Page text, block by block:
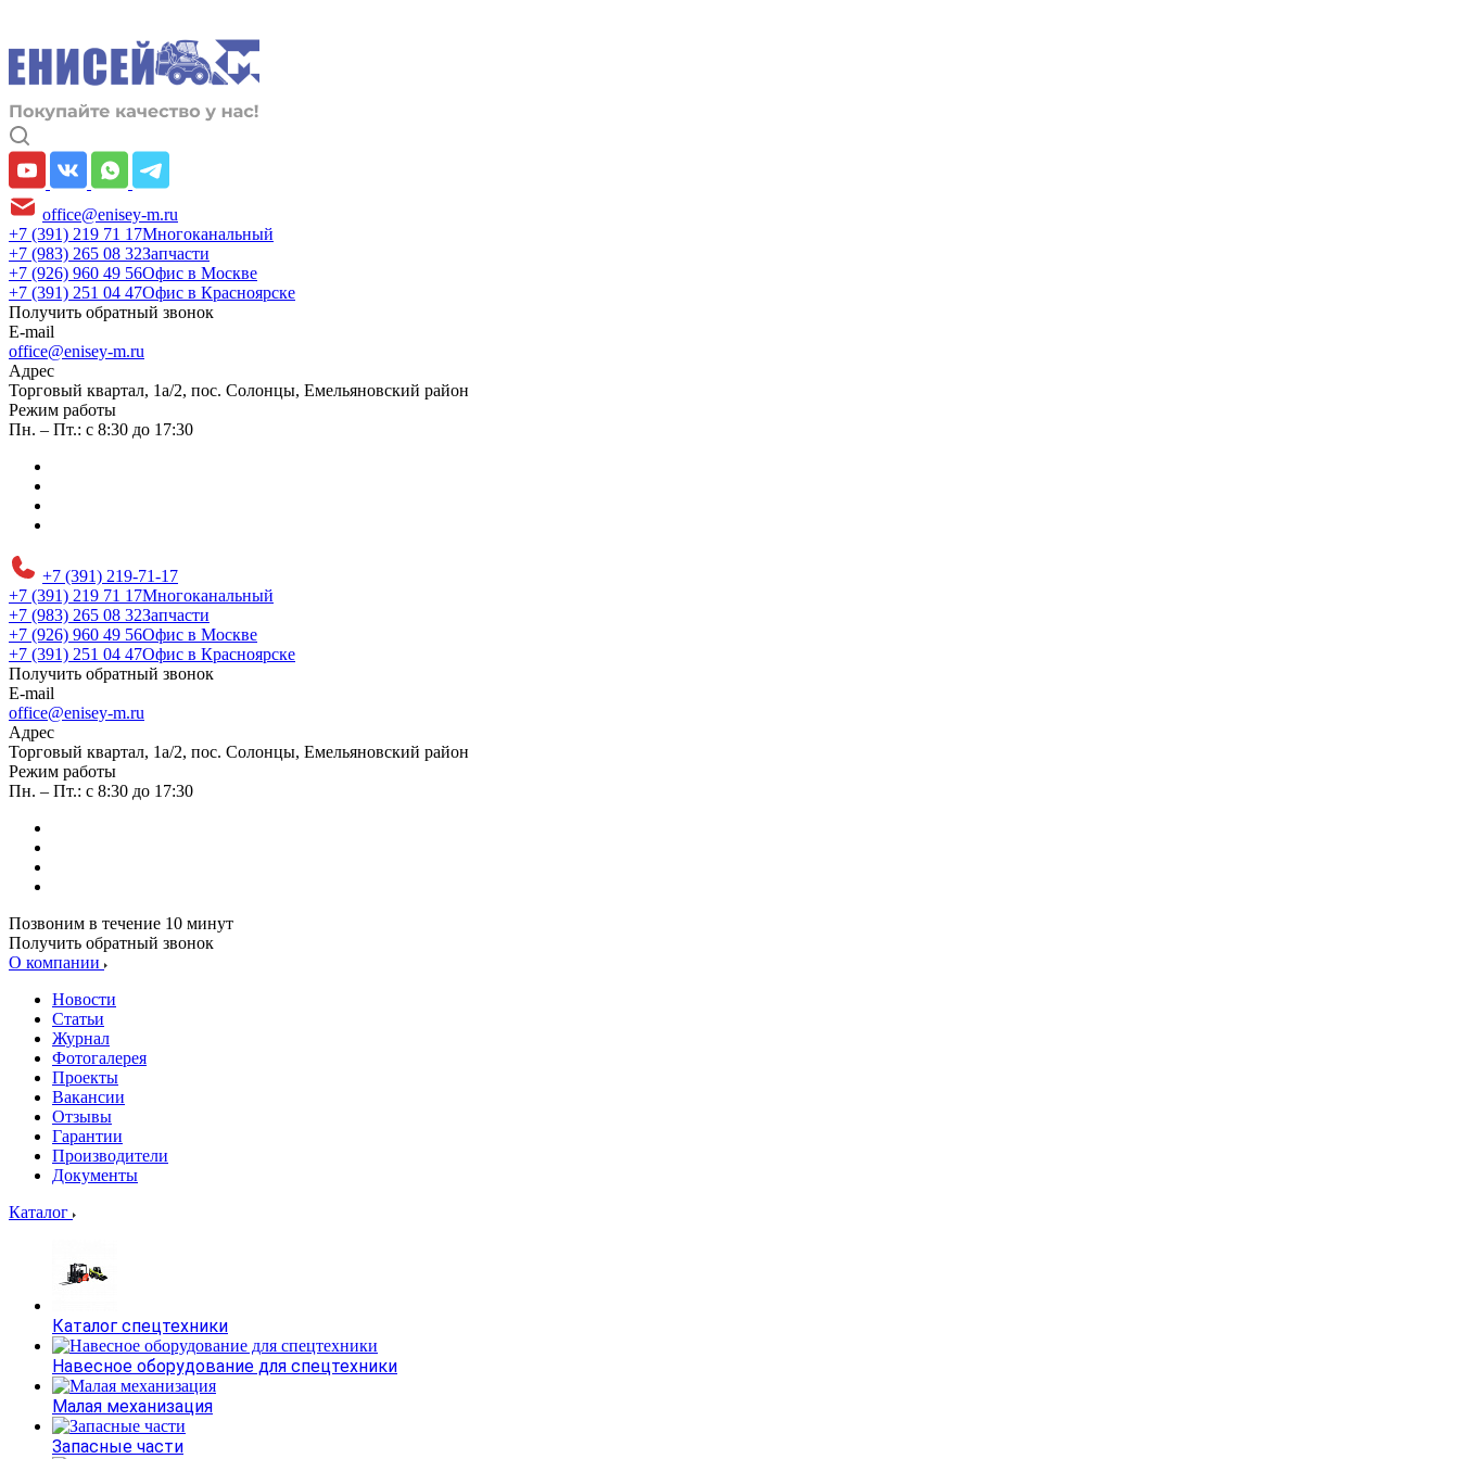
office@enisey-m.ru
+7 (391) 219 71 17Многоканальный
+7 (983) 265 08 32Запчасти
+7 (926) 960 49 56Офис в Москве
+7 (391) 251 04 47Офис в Красноярске
Получить обратный звонок
E-mail
office@enisey-m.ru
Адрес
​Торговый квартал, 1а/2, пос. Солонцы, Емельяновский район
Режим работы
Пн. – Пт.: с 8:30 до 17:30
+7 (391) 219-71-17
+7 (391) 219 71 17Многоканальный
+7 (983) 265 08 32Запчасти
+7 (926) 960 49 56Офис в Москве
+7 (391) 251 04 47Офис в Красноярске
Получить обратный звонок
E-mail
office@enisey-m.ru
Адрес
​Торговый квартал, 1а/2, пос. Солонцы, Емельяновский район
Режим работы
Пн. – Пт.: с 8:30 до 17:30
Позвоним в течение 10 минут
Получить обратный звонок
О компании
Новости
Статьи
Журнал
Фотогалерея
Проекты
Вакансии
Отзывы
Гарантии
Производители
Документы
Каталог
Каталог спецтехники
Навесное оборудование для спецтехники
Малая механизация
Запасные части